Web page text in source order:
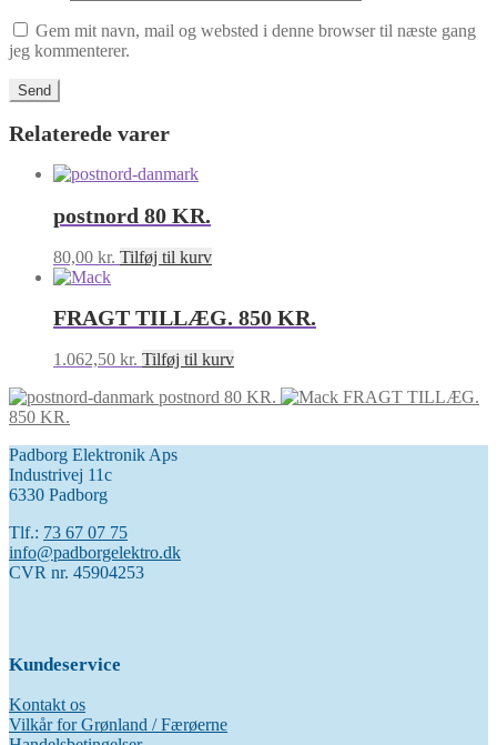
Gem mit navn, mail og websted i denne browser til næste gang
jeg kommenterer.
Relaterede varer
postnord 80 KR.
80,00 kr. Tilføj til kurv
FRAGT TILLÆG. 850 KR.
1.062,50 kr. Tilføj til kurv
postnord 80 KR.
FRAGT TILLÆG.
850 KR.
Padborg Elektronik Aps
Industrivej 11c
6330 Padborg
Tlf.: 73 67 07 75
info@padborgelektro.dk
CVR nr. 45904253
Kundeservice
Kontakt os
Vilkår for Grønland / Færøerne